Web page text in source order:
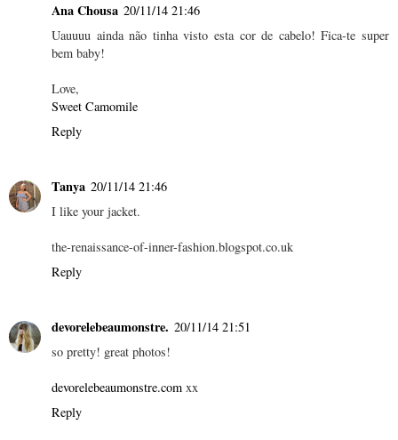
Ana Chousa 20/11/14 21:46
Uauuuu ainda não tinha visto esta cor de cabelo! Fica-te super
bem baby!
Love,
Sweet Camomile
Reply
Tanya 20/11/14 21:46
I like your jacket.
the-renaissance-of-inner-fashion.blogspot.co.uk
Reply
devorelebeaumonstre. 20/11/14 21:51
so pretty! great photos!
devorelebeaumonstre.com xx
Reply